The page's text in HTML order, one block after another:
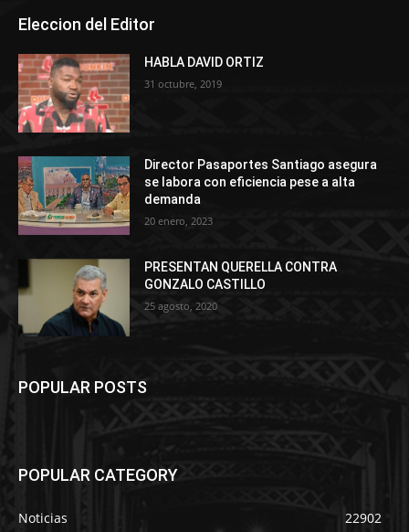
Eleccion del Editor
HABLA DAVID ORTIZ
31 octubre, 2019
Director Pasaportes Santiago asegura
se labora con eficiencia pese a alta
demanda
20 enero, 2023
PRESENTAN QUERELLA CONTRA
GONZALO CASTILLO
25 agosto, 2020
POPULAR POSTS
POPULAR CATEGORY
Noticias 22902